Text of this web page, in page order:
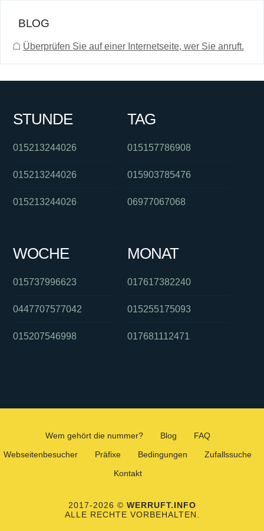
BLOG
☖ Überprüfen Sie auf einer Internetseite, wer Sie anruft.
STUNDE
015213244026
015213244026
015213244026
TAG
015157786908
015903785476
06977067068
WOCHE
015737996623
0447707577042
015207546998
MONAT
017617382240
015255175093
017681112471
Wem gehört die nummer? Blog
FAQ
Webseitenbesucher
Präfixe Bedingungen
Zufallssuche
Kontakt
2017-2026 © WERRUFT.INFO
ALLE RECHTE VORBEHALTEN.